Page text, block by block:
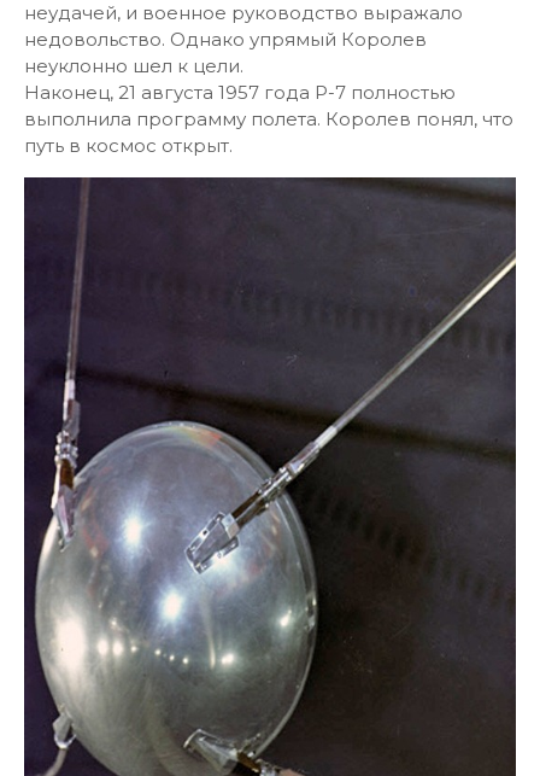
неудачей, и военное руководство выражало
недовольство. Однако упрямый Королев
неуклонно шел к цели.
Наконец, 21 августа 1957 года Р-7 полностью
выполнила программу полета. Королев понял, что
путь в космос открыт.